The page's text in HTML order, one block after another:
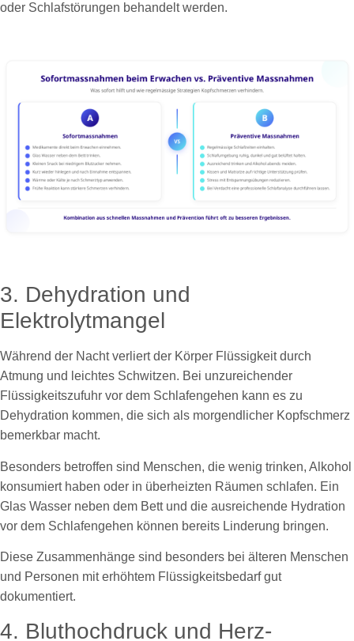
oder Schlafstörungen behandelt werden.
3. Dehydration und
Elektrolytmangel
Während der Nacht verliert der Körper Flüssigkeit durch
Atmung und leichtes Schwitzen. Bei unzureichender
Flüssigkeitszufuhr vor dem Schlafengehen kann es zu
Dehydration kommen, die sich als morgendlicher Kopfschmerz
bemerkbar macht.
Besonders betroffen sind Menschen, die wenig trinken, Alkohol
konsumiert haben oder in überheizten Räumen schlafen. Ein
Glas Wasser neben dem Bett und die ausreichende Hydration
vor dem Schlafengehen können bereits Linderung bringen.
Diese Zusammenhänge sind besonders bei älteren Menschen
und Personen mit erhöhtem Flüssigkeitsbedarf gut
dokumentiert.
4. Bluthochdruck und Herz-